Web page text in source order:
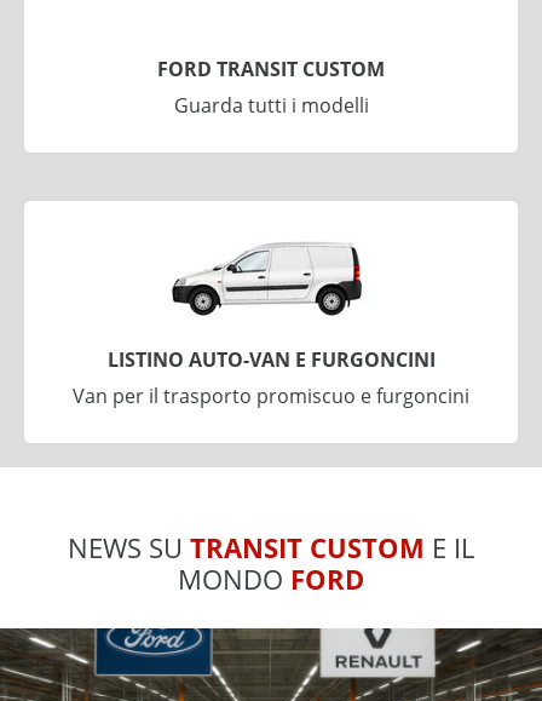
FORD TRANSIT CUSTOM
Guarda tutti i modelli
LISTINO AUTO-VAN E FURGONCINI
Van per il trasporto promiscuo e furgoncini
NEWS SU TRANSIT CUSTOM E IL
MONDO FORD